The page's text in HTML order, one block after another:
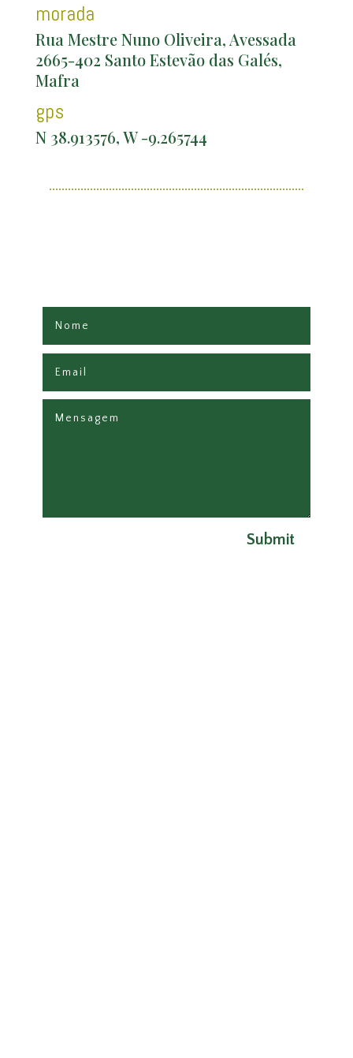
morada
Rua Mestre Nuno Oliveira, Avessada
2665-402 Santo Estevão das Galés,
Mafra
gps
N 38.913576, W -9.265744
Submit